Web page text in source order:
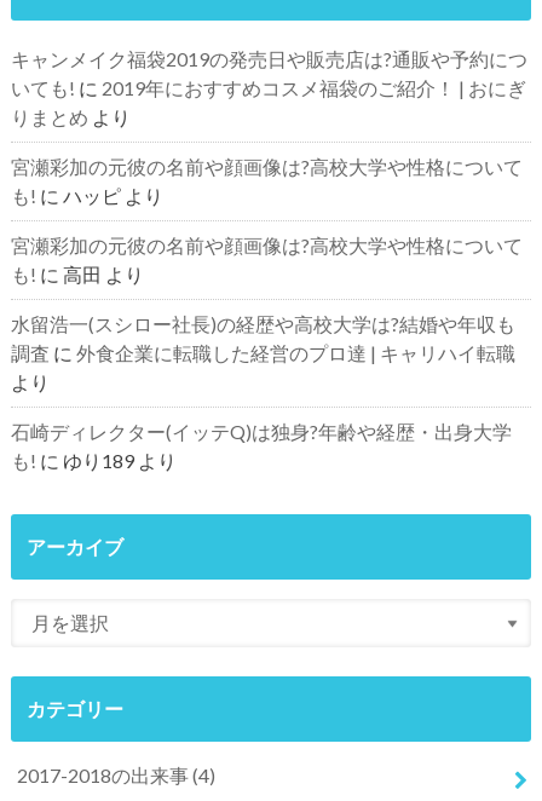
キャンメイク福袋2019の発売日や販売店は?通販や予約につ
いても! に 2019年におすすめコスメ福袋のご紹介！ | おにぎ
りまとめ より
宮瀬彩加の元彼の名前や顔画像は?高校大学や性格について
も! に ハッピより
宮瀬彩加の元彼の名前や顔画像は?高校大学や性格について
も! に 高田 より
水留浩一(スシロー社長)の経歴や高校大学は?結婚や年収も
調査 に 外食企業に転職した経営のプロ達 | キャリハイ転職
より
石崎ディレクター(イッテQ)は独身?年齢や経歴・出身大学
も! に ゆり189より
アーカイブ
カテゴリー
2017-2018の出来事(4)